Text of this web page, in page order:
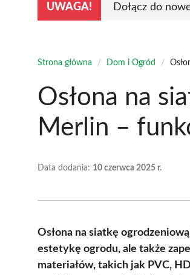
UWAGA! Dołącz do
Strona główna / Dom i Ogród /
Osłona na
Merlin –
Data dodania: 10 czerwca 2025 r.
Osłona na siatkę
estetykę ogrodu, ale także
materiałów, takich jak PVC,